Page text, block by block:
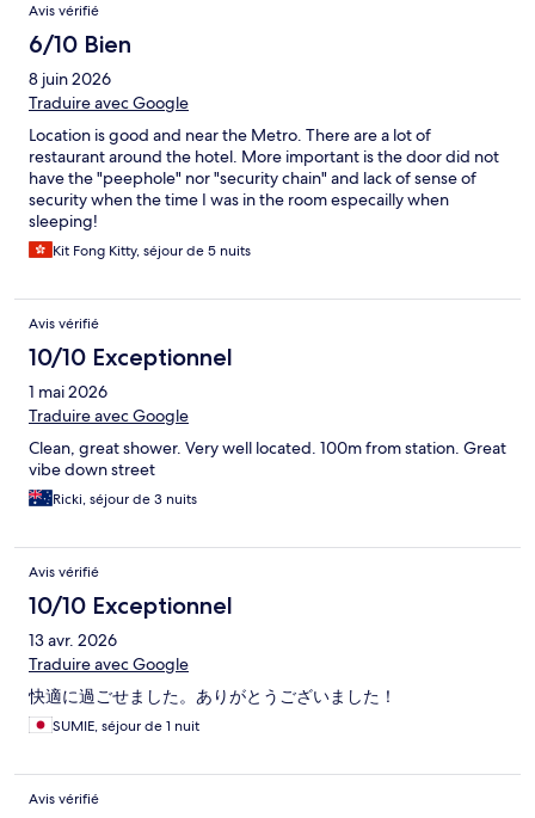
Avis vérifié
6/10 Bien
8 juin 2026
Traduire avec Google
Location is good and near the Metro. There are a lot of
restaurant around the hotel. More important is the door did not
have the "peephole" nor "security chain" and lack of sense of
security when the time I was in the room especailly when
sleeping!
Kit Fong Kitty, séjour de 5 nuits
Avis vérifié
10/10 Exceptionnel
1 mai 2026
Traduire avec Google
Clean, great shower. Very well located. 100m from station. Great
vibe down street
Ricki, séjour de 3 nuits
Avis vérifié
10/10 Exceptionnel
13 avr. 2026
Traduire avec Google
快適に過ごせました。ありがとうございました！
SUMIE, séjour de 1 nuit
Avis vérifié